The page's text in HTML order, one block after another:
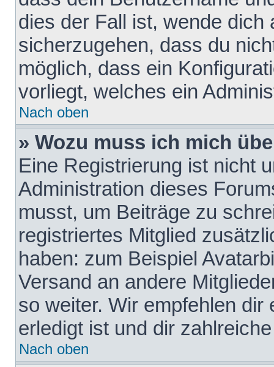
dies der Fall ist, wende dich
sicherzugehen, dass du
möglich, dass ein
vorliegt, welches ein
Nach oben
» Wozu muss ich mich
Eine Registrierung ist nicht
Administration dieses
musst, um Beiträge zu
registriertes Mitglied
haben: zum Beispiel
Versand an andere
so weiter. Wir empfehlen
erledigt ist und dir
Nach oben